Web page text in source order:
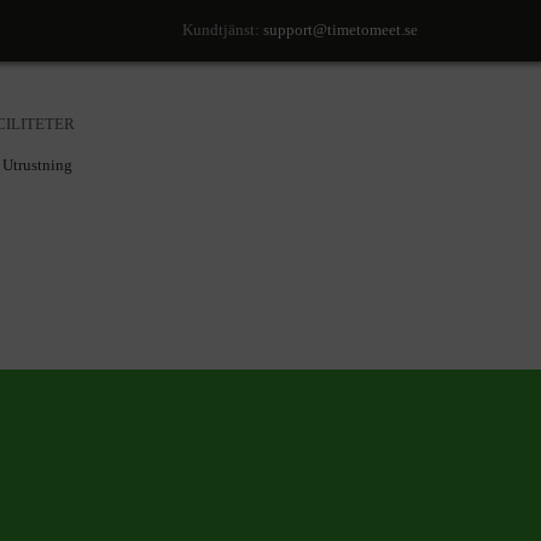
Kundtjänst: support@timetomeet.se
Utrustning